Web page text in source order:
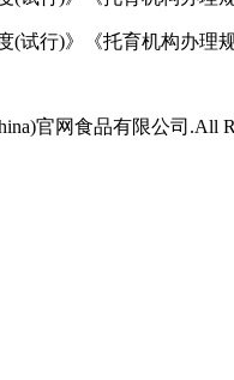
行)》《托育机构办理规
官网食品有限公司.All